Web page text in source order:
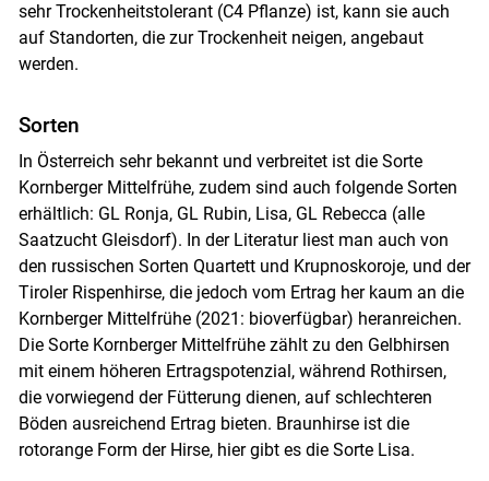
Skip to main content
sehr Trockenheitstolerant (C4 Pflanze) ist, kann sie auch
auf Standorten, die zur Trockenheit neigen, angebaut
werden.
Sorten
In Österreich sehr bekannt und verbreitet ist die Sorte
Kornberger Mittelfrühe, zudem sind auch folgende Sorten
erhältlich: GL Ronja, GL Rubin, Lisa, GL Rebecca (alle
Saatzucht Gleisdorf). In der Literatur liest man auch von
den russischen Sorten Quartett und Krupnoskoroje, und der
Tiroler Rispenhirse, die jedoch vom Ertrag her kaum an die
Kornberger Mittelfrühe (2021: bioverfügbar) heranreichen.
Die Sorte Kornberger Mittelfrühe zählt zu den Gelbhirsen
mit einem höheren Ertragspotenzial, während Rothirsen,
die vorwiegend der Fütterung dienen, auf schlechteren
Böden ausreichend Ertrag bieten. Braunhirse ist die
rotorange Form der Hirse, hier gibt es die Sorte Lisa.